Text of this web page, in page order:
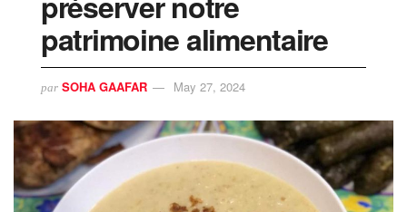
patrimoine alimentaire
par SOHA GAAFAR May 27, 2024